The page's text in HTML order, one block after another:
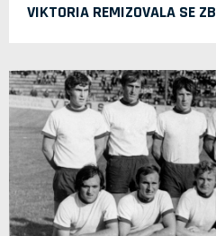
VIKTORIA REMIZOVALA SE